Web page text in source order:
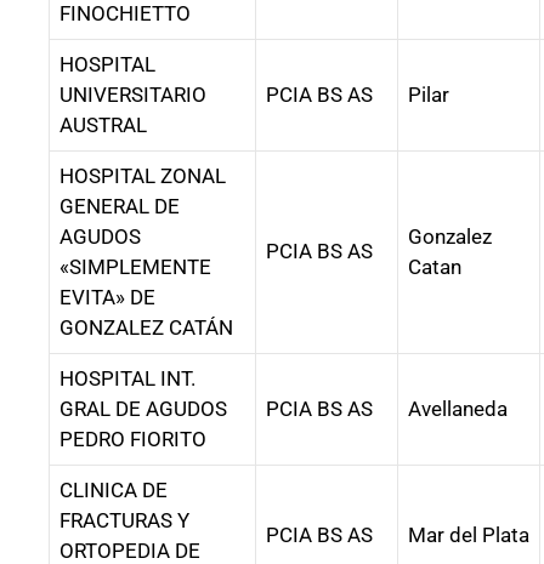
FINOCHIETTO
HOSPITAL
UNIVERSITARIO
AUSTRAL
PCIA BS AS Pilar
HOSPITAL ZONAL
GENERAL DE
AGUDOS
«SIMPLEMENTE
EVITA» DE
GONZALEZ CATÁN
PCIA BS AS
Gonzalez
Catan
HOSPITAL INT.
GRAL DE AGUDOS
PEDRO FIORITO
PCIA BS AS Avellaneda
CLINICA DE
FRACTURAS Y
ORTOPEDIA DE
PCIA BS AS Mar del Plata